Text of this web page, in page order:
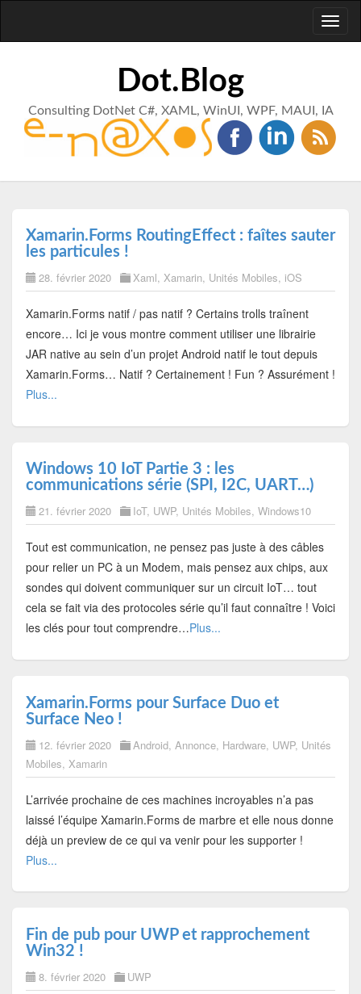
Dot.Blog
Consulting DotNet C#, XAML, WinUI, WPF, MAUI, IA
Xamarin.Forms RoutingEffect : faîtes sauter
les particules !
28. février 2020 Xaml, Xamarin, Unités Mobiles, iOS
Xamarin.Forms natif / pas natif ? Certains trolls traînent
encore… Ici je vous montre comment utiliser une librairie
JAR native au sein d’un projet Android natif le tout depuis
Xamarin.Forms… Natif ? Certainement ! Fun ? Assurément !
Plus...
Windows 10 IoT Partie 3 : les
communications série (SPI, I2C, UART…)
21. février 2020 IoT, UWP, Unités Mobiles, Windows10
Tout est communication, ne pensez pas juste à des câbles
pour relier un PC à un Modem, mais pensez aux chips, aux
sondes qui doivent communiquer sur un circuit IoT… tout
cela se fait via des protocoles série qu’il faut connaître ! Voici
les clés pour tout comprendre…Plus...
Xamarin.Forms pour Surface Duo et
Surface Neo !
12. février 2020 Android, Annonce, Hardware, UWP, Unités
Mobiles, Xamarin
L’arrivée prochaine de ces machines incroyables n’a pas
laissé l’équipe Xamarin.Forms de marbre et elle nous donne
déjà un preview de ce qui va venir pour les supporter !
Plus...
Fin de pub pour UWP et rapprochement
Win32 !
8. février 2020 UWP